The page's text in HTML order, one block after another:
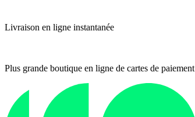
Livraison en ligne instantanée
Plus grande boutique en ligne de cartes de paiement